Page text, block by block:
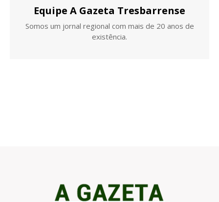
Equipe A Gazeta Tresbarrense
Somos um jornal regional com mais de 20 anos de
existência.